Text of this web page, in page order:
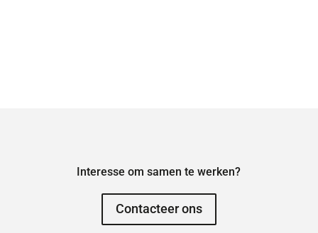
Interesse om samen te werken?
Contacteer ons